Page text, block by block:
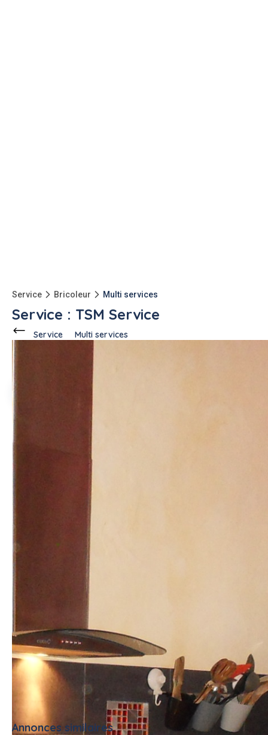
Service Bricoleur Multi services
Service : TSM Service
Service Multi services
Ce voisin propose ce service
Description de l'annonce
Je propose mes services de plomberie, jardinage, entretien
intérieur et extérieur, petits travaux de bricolage et
#multi services
Annonces similaires Tout voir